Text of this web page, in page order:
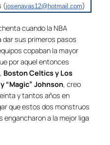
(josenavas12@hotmail.com)
cuando la NBA
dar sus primeros pasos
copaban la mayor
por aquel entonces
Boston Celtics y Los
“Magic” Johnson, creo
y tantos años en
que estos dos monstruos
a la mejor liga